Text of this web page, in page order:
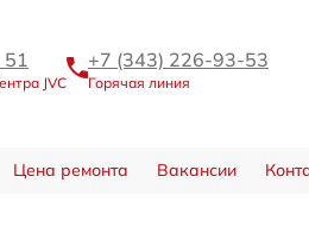
JVC
+7 (343) 226-93-53
Горячая линия
Цена ремонта Вакансии